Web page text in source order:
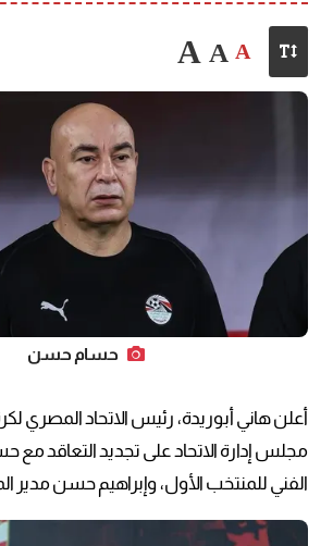
A
A
A
حسام حسن
أعلن هاني أبوريدة، رئيس الاتحاد المصري
مجلس إدارة الاتحاد على تجديد التعاقد مع
الفني للمنتخب الأول، وإبراهيم حسن مدير